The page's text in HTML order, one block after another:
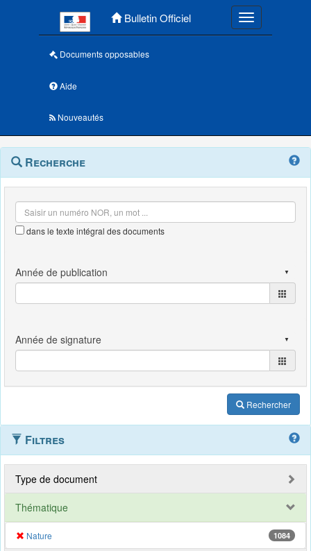
Bulletin Officiel Toggle
Documents opposables
Aide
Nouveautés
Navigation
outils
Menu
contextuel
Recherche
dans le texte intégral des documents
Rechercher
Filtres
Type de document
Thématique
Nature 1084